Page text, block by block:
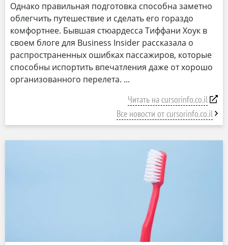
Однако правильная подготовка способна заметно
облегчить путешествие и сделать его гораздо
комфортнее. Бывшая стюардесса Тиффани Хоук в
своем блоге для Business Insider рассказала о
распространенных ошибках пассажиров, которые
способны испортить впечатления даже от хорошо
организованного перелета.
Читать на cursorinfo.co.il
Все новости от cursorinfo.co.il